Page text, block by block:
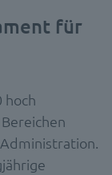
für
hoch